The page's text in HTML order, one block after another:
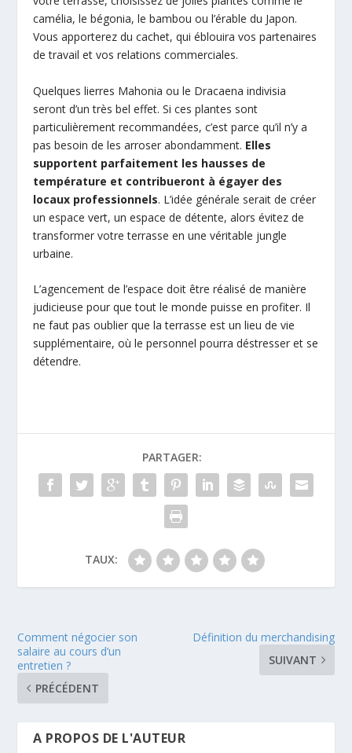
camélia, le bégonia, le bambou ou l’érable du Japon.
Vous apporterez du cachet, qui éblouira vos partenaires
de travail et vos relations commerciales.
Quelques lierres Mahonia ou le Dracaena indivisia
seront d’un très bel effet. Si ces plantes sont
particulièrement recommandées, c’est parce qu’il n’y a
pas besoin de les arroser abondamment. Elles
supportent parfaitement les hausses de
température et contribueront à égayer des
locaux professionnels. L’idée générale serait de créer
un espace vert, un espace de détente, alors évitez de
transformer votre terrasse en une véritable jungle
urbaine.
L’agencement de l’espace doit être réalisé de manière
judicieuse pour que tout le monde puisse en profiter. Il
ne faut pas oublier que la terrasse est un lieu de vie
supplémentaire, où le personnel pourra déstresser et se
détendre.
PARTAGER:
TAUX:
Comment négocier son
salaire au cours d’un
entretien ?
PRÉCÉDENT
Définition du merchandising
SUIVANT
A PROPOS DE L'AUTEUR